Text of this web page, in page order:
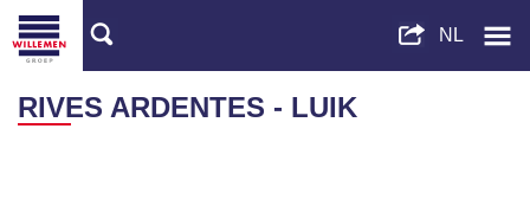
RIVES ARDENTES - LUIK